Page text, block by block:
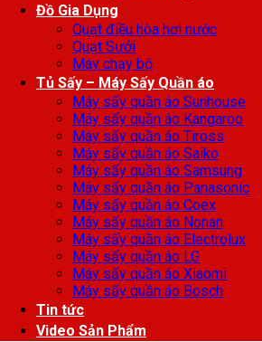
Đồ Gia Dụng
Quạt điều hòa hơi nước
Quạt Sưởi
Máy chạy bộ
Tủ Sấy – Máy Sấy Quần áo
Máy sấy quần áo Sunhouse
Máy sấy quần áo Kangaroo
Máy sấy quần áo Tiross
Máy sấy quần áo Saiko
Máy sấy quần áo Samsung
Máy sấy quần áo Panasonic
Máy sấy quần áo Coex
Máy sấy quần áo Nonan
Máy sấy quần áo Electrolux
Máy sấy quần áo LG
Máy sấy quần áo Xiaomi
Máy sấy quần áo Bosch
Tin tức
Video Sản Phẩm